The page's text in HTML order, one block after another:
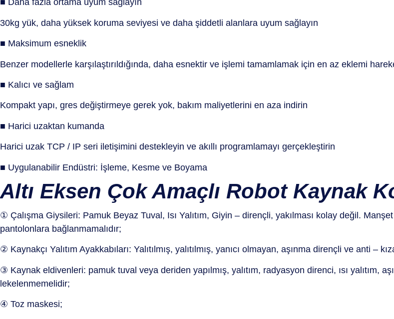
■ Daha fazla ortama uyum sağlayın
30kg yük, daha yüksek koruma seviyesi ve daha şiddetli alanlara uyum sağlayın
■ Maksimum esneklik
Benzer modellerle karşılaştırıldığında, daha esnektir ve işlemi tamamlamak için en az eklemi
■ Kalıcı ve sağlam
Kompakt yapı, gres değiştirmeye gerek yok, bakım maliyetlerini en aza indirin
■ Harici uzaktan kumanda
Harici uzak TCP / IP seri iletişimini destekleyin ve akıllı programlamayı gerçekleştirin
■ Uygulanabilir Endüstri: İşleme, Kesme ve Boyama
Altı Eksen Çok Amaçlı Robot Kaynak
① Çalışma Giysileri: Pamuk Beyaz Tuval, Isı Yalıtım, Giyin – dirençli, yakılması kolay değil.
pantolonlara bağlanmamalıdır;
② Kaynakçı Yalıtım Ayakkabıları: Yalıtılmış, yalıtılmış, yanıcı olmayan, aşınma dirençli ve anti –
③ Kaynak eldivenleri: pamuk tuval veya deriden yapılmış, yalıtım, radyasyon direnci, ısı yalıtım,
lekelenmemelidir;
④ Toz maskesi;